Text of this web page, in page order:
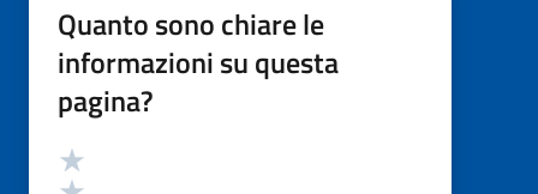
Quanto sono chiare le
informazioni su questa
pagina?
Valutazione